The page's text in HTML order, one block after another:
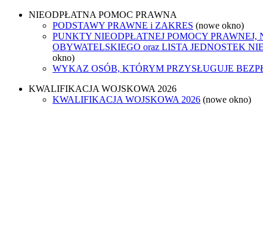
NIEODPŁATNA POMOC PRAWNA
PODSTAWY PRAWNE i ZAKRES (nowe okno)
PUNKTY NIEODPŁATNEJ POMOCY PRAWNEJ,
OBYWATELSKIEGO oraz LISTA JEDNOSTEK
okno)
WYKAZ OSÓB, KTÓRYM PRZYSŁUGUJE
KWALIFIKACJA WOJSKOWA 2026
KWALIFIKACJA WOJSKOWA 2026 (nowe okno)